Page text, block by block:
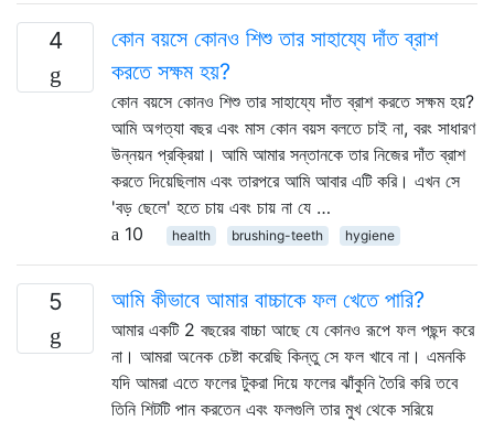
4
কোন বয়সে কোনও শিশু তার সাহায্যে দাঁত ব্রাশ
করতে সক্ষম হয়?
কোন বয়সে কোনও শিশু তার সাহায্যে দাঁত ব্রাশ করতে সক্ষম হয়?
আমি অগত্যা বছর এবং মাস কোন বয়স বলতে চাই না, বরং সাধারণ
উন্নয়ন প্রক্রিয়া। আমি আমার সন্তানকে তার নিজের দাঁত ব্রাশ
করতে দিয়েছিলাম এবং তারপরে আমি আবার এটি করি। এখন সে
'বড় ছেলে' হতে চায় এবং চায় না যে …
10
health brushing-teeth hygiene
5 আমি কীভাবে আমার বাচ্চাকে ফল খেতে পারি?
আমার একটি 2 বছরের বাচ্চা আছে যে কোনও রূপে ফল পছন্দ করে
না। আমরা অনেক চেষ্টা করেছি কিন্তু সে ফল খাবে না। এমনকি
যদি আমরা এতে ফলের টুকরা দিয়ে ফলের ঝাঁকুনি তৈরি করি তবে
তিনি শিটটি পান করতেন এবং ফলগুলি তার মুখ থেকে সরিয়ে